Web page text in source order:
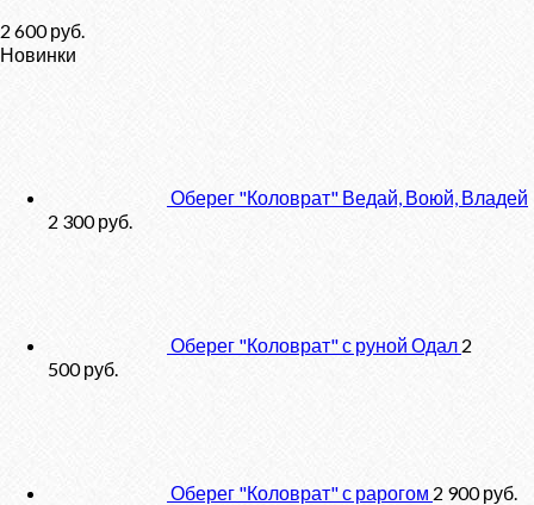
2 600руб.
Новинки
Оберег "Коловрат" Ведай, Воюй, Владей
2 300руб.
Оберег "Коловрат" с руной Одал 2
500руб.
Оберег "Коловрат" с рарогом 2 900руб.